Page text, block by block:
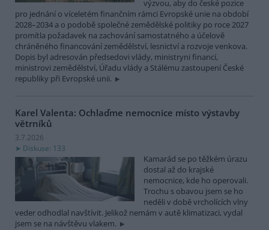
výzvou, aby do české pozice
pro jednání o víceletém finančním rámci Evropské unie na období
2028–2034 a o podobě společné zemědělské politiky po roce 2027
promítla požadavek na zachování samostatného a účelově
chráněného financování zemědělství, lesnictví a rozvoje venkova.
Dopis byl adresován předsedovi vlády, ministryni financí,
ministrovi zemědělství, Úřadu vlády a Stálému zastoupení České
republiky při Evropské unii.
Karel Valenta: Ochlaďme nemocnice místo výstavby
větrníků
3.7.2026
Diskuse: 133
Kamarád se po těžkém úrazu
dostal až do krajské
nemocnice, kde ho operovali.
Trochu s obavou jsem se ho
neděli v době vrcholících vlny
veder odhodlal navštívit. Jelikož nemám v autě klimatizaci, vydal
jsem se na návštěvu vlakem.